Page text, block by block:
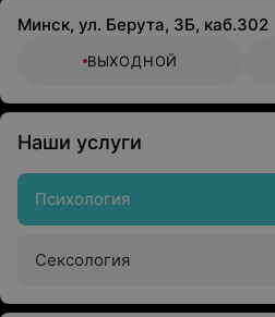
Минск, ул. Берута, 3Б, каб.302
ВЫХОДНОЙ
Наши услуги
Психология
Сексология